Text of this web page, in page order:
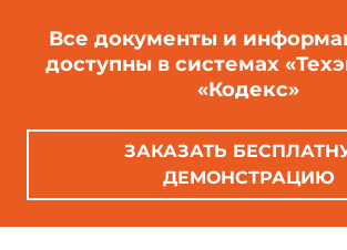
Все документы и
доступны в системах
«Кодекс»
ЗАКАЗАТЬ
ДЕМОНСТРАЦИЮ